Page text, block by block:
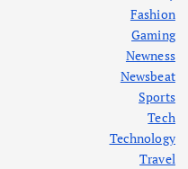
أهم الأخبار
اختتام ورشة السينوغرافيا في
أغسطس 3, 2026
Fashion
Gaming
Newness
Newsbeat
Sports
Tech
Technology
Travel